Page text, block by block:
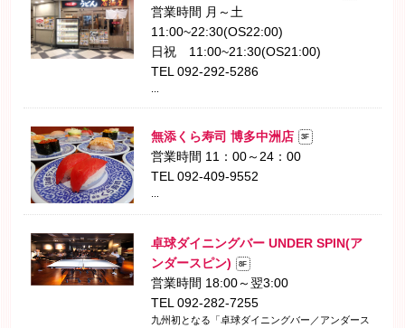
営業時間 月～土
11:00~22:30(OS22:00)
日祝 11:00~21:30(OS21:00)
TEL 092-292-5286
無添くら寿司 博多中洲店 3F
営業時間 11：00～24：00
TEL 092-409-9552
卓球ダイニングバー UNDER SPIN(ア
ンダースピン)
8F
営業時間 18:00～翌3:00
TEL 092-282-7255
九州初となる「卓球ダイニングバー／アンダース